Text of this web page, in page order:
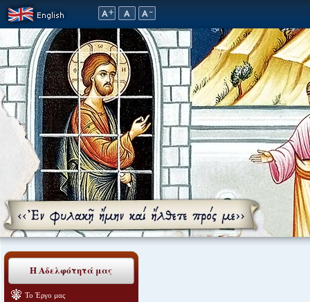
Η Αδελφότητά μας
Το Έργο μας